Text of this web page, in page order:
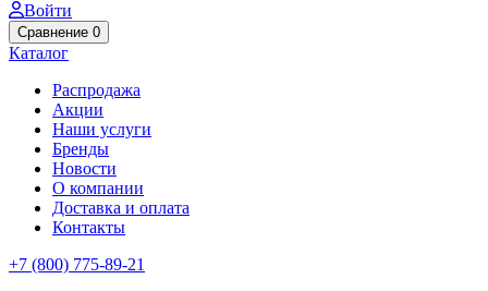
Войти
Сравнение 0
Каталог
Распродажа
Акции
Наши услуги
Бренды
Новости
О компании
Доставка и оплата
Контакты
+7 (800) 775-89-21